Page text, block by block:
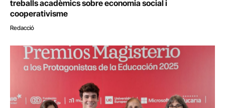
treballs acadèmics sobre economia social i
cooperativisme
Redacció